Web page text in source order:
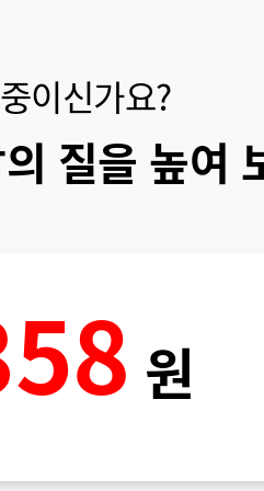
이신가요?
질을 높여
원